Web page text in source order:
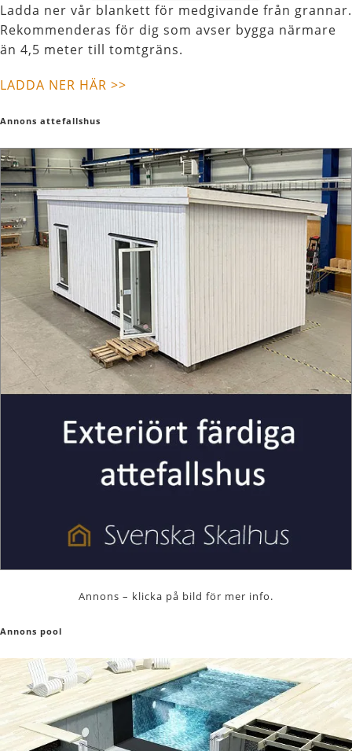
Ladda ner vår blankett för medgivande från grannar.
Rekommenderas för dig som avser bygga närmare
än 4,5 meter till tomtgräns.
LADDA NER HÄR >>
Annons attefallshus
Annons – klicka på bild för mer info.
Annons pool